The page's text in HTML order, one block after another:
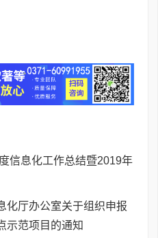
信息化工作总结暨2019年
化厅办公室关于组织申报
示范项目的通知